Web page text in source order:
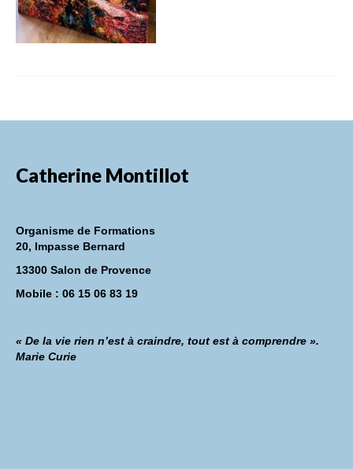
Catherine Montillot
Organisme de Formations
20, Impasse Bernard
13300 Salon de Provence
Mobile : 06 15 06 83 19
« De la vie rien n’est à craindre, tout est à comprendre ».
Marie Curie